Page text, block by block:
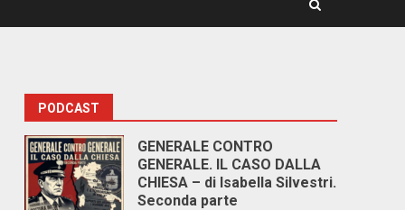
PODCAST
GENERALE CONTRO
GENERALE. IL CASO DALLA
CHIESA – di Isabella Silvestri.
Seconda parte